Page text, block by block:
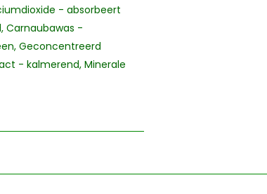
- absorbeert
Carnaubawas -
Geconcentreerd
- kalmerend, Minerale